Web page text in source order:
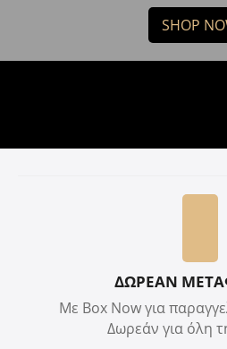
SHOP
ΔΩΡΕΑΝ
Με Box Now για
Δωρεάν για όλη